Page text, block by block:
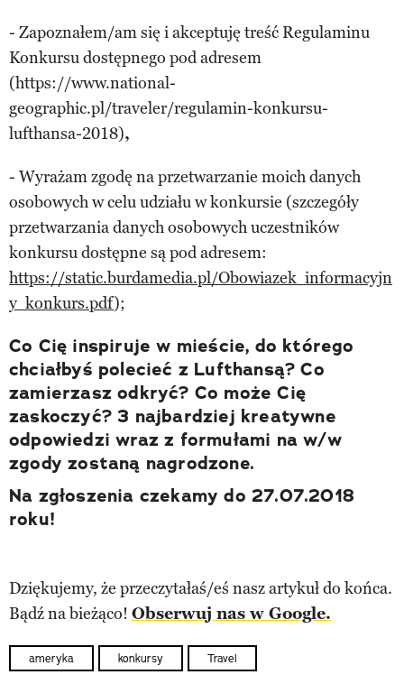
- Zapoznałem/am się i akceptuję treść Regulaminu
Konkursu dostępnego pod adresem
(https://www.national-
geographic.pl/traveler/regulamin-konkursu-
lufthansa-2018),
- Wyrażam zgodę na przetwarzanie moich danych
osobowych w celu udziału w konkursie (szczegóły
przetwarzania danych osobowych uczestników
konkursu dostępne są pod adresem:
https://static.burdamedia.pl/Obowiazek_informacyjn
y_konkurs.pdf);
Co Cię inspiruje w mieście, do którego
chciałbyś polecieć z Lufthansą? Co
zamierzasz odkryć? Co może Cię
zaskoczyć? 3 najbardziej kreatywne
odpowiedzi wraz z formułami na w/w
zgody zostaną nagrodzone.
Na zgłoszenia czekamy do 27.07.2018
roku!
Dziękujemy, że przeczytałaś/eś nasz artykuł do końca.
Bądź na bieżąco! Obserwuj nas w Google.
ameryka konkursy Travel